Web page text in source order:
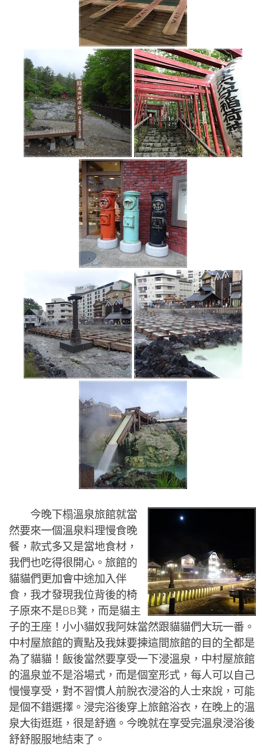
今晚下榻溫泉旅館就當
然要來一個溫泉料理慢食晚
餐，款式多又是當地食材，
我們也吃得很開心。旅館的
貓貓們更加會中途加入伴
食，我才發現我位背後的椅
子原來不是BB凳，而是貓主
子的王座！小小貓奴我阿妹當然跟貓貓們大玩一番。
中村屋旅館的賣點及我妹要揀這間旅館的目的全都是
為了貓貓！飯後當然要享受一下浸溫泉，中村屋旅館
的溫泉並不是浴場式，而是個室形式，每人可以自己
慢慢享受，對不習慣人前脫衣浸浴的人士來說，可能
是個不錯選擇。浸完浴後穿上旅館浴衣，在晚上的溫
泉大街逛逛，很是舒適。今晚就在享受完溫泉浸浴後
舒舒服服地結束了。